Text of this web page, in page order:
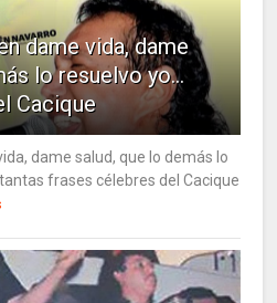
dame vida, dame
lo resuelvo yo…
Cacique
dame salud, que lo demás lo
frases célebres del Cacique